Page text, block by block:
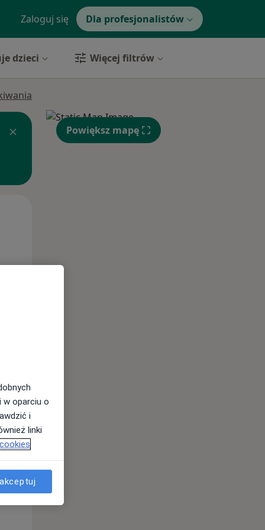
Zaloguj się Dla profesjonalistów
dzieci Więcej filtrów
Pon,
10 Sie
Powiększ mapę
w oparciu o
i
linki